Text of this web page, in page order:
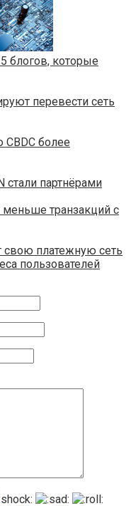
блогов, которые
перевести сеть
более
стали партнёрами
транзакций с
свою платежную сеть
пользователей